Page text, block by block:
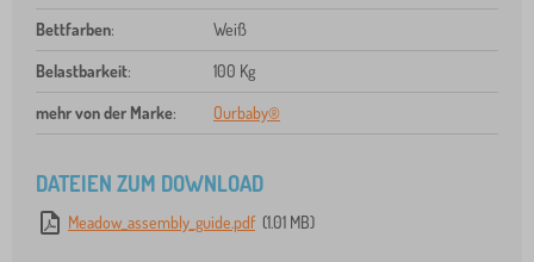
Bettfarben: Weiß
Belastbarkeit: 100 Kg
mehr von der Marke: Ourbaby®
DATEIEN ZUM DOWNLOAD
Meadow_assembly_guide.pdf (1.01 MB)